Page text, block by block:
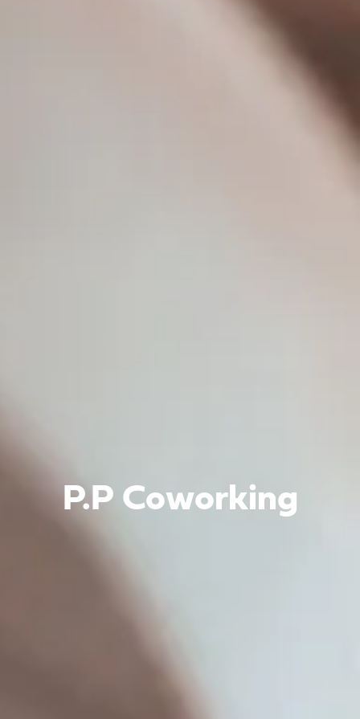
P.P Coworking